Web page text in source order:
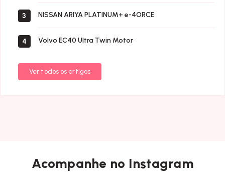
3 NISSAN ARIYA PLATINUM+ e-4ORCE
4 Volvo EC40 Ultra Twin Motor
Ver todos os artigos
Acompanhe no Instagram